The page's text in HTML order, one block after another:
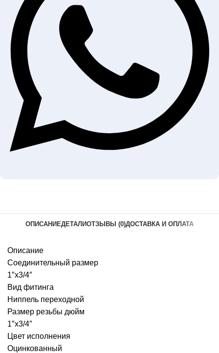
ОПИСАНИЕДЕТАЛИОТЗЫВЫ (0)ДОСТАВКА И ОПЛАТА
Описание
Соединительный размер
1″х3/4″
Вид фитинга
Ниппель переходной
Размер резьбы дюйм
1″х3/4″
Цвет исполнения
Оцинкованный